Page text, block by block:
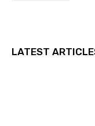
LATEST